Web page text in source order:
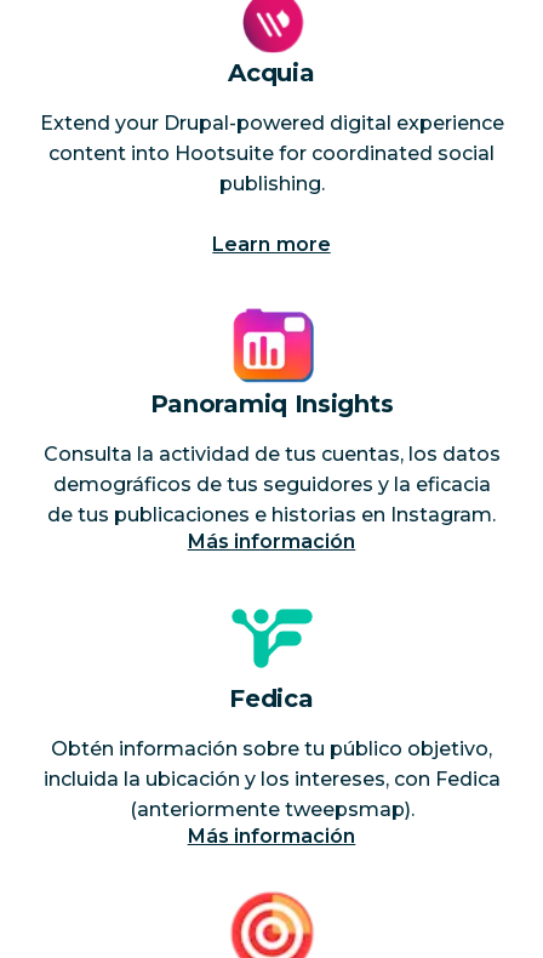
Acquia
Extend your Drupal-powered digital experience
content into Hootsuite for coordinated social
publishing.
Learn more
Panoramiq Insights
Consulta la actividad de tus cuentas, los datos
demográficos de tus seguidores y la eficacia
de tus publicaciones e historias en Instagram.
Más información
Fedica
Obtén información sobre tu público objetivo,
incluida la ubicación y los intereses, con Fedica
(anteriormente tweepsmap).
Más información